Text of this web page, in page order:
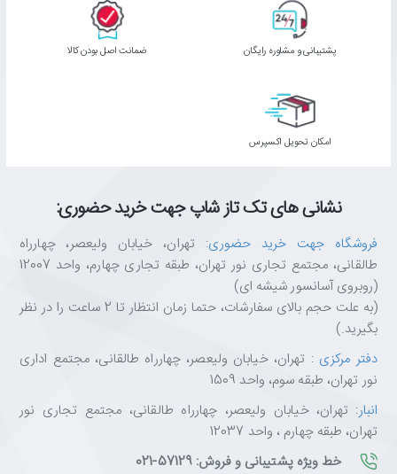
پشتیبانی و مشاوره رایگان ﺿﻤﺎﻧﺖ اﺻﻞ ﺑﻮدن ﮐﺎﻟﺎ
اﻣﮑﺎن ﺗﺤﻮﯾﻞ اﮐﺴﭙﺮس
نشانی های تک تاز شاپ جهت خرید حضوری:
فروشگاه جهت خرید حضوری: تهران، خیابان ولیعصر، چهارراه
طالقانی، مجتمع تجاری نور تهران، طبقه تجاری چهارم، واحد 12007
(روبروی آسانسور شیشه ای)
(به علت حجم بالای سفارشات، حتما زمان انتظار تا 2 ساعت را در نظر
بگیرید.)
دفتر مرکزی : تهران، خیابان ولیعصر، چهارراه طالقانی، مجتمع اداری
نور تهران، طبقه سوم، واحد 1509
انبار: تهران، خیابان ولیعصر، چهارراه طالقانی، مجتمع تجاری نور
تهران، طبقه چهارم ، واحد 12037
خط ویژه پشتیبانی و فروش: 57129-021